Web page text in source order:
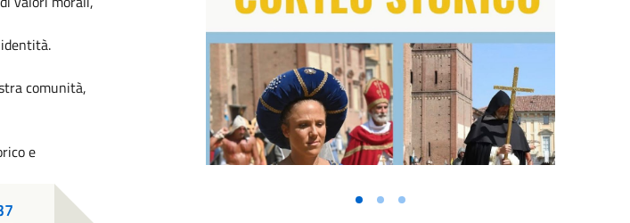
comunità,
e
Vai alla slide 1
Vai alla slide 2
Vai alla slide 3